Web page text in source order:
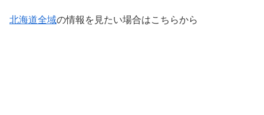
北海道全域の情報を見たい場合はこちらから